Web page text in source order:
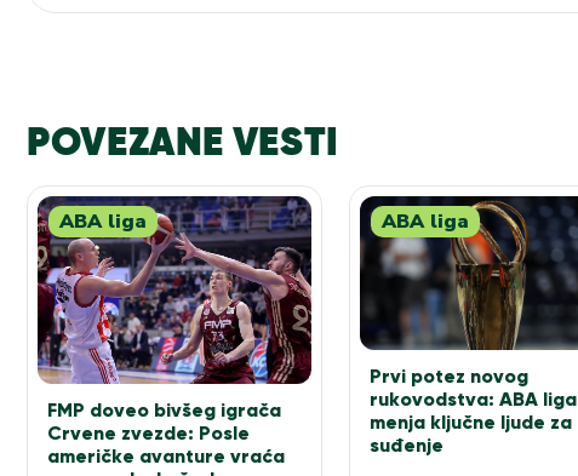
POVEZANE VESTI
ABA liga
FMP doveo bivšeg igrača
Crvene zvezde: Posle
američke avanture vraća
ABA liga
Prvi potez novog
rukovodstva: ABA liga
menja ključne ljude za
suđenje